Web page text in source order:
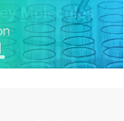
a
v
i
g
a